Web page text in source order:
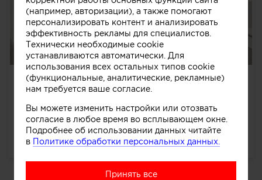
Лестница в проекте К48
двухуровневого пространства. G-образная форма
позволила разместить скрытую систему хранения
под маршем. Закр...далее
1605 0 0 0
(например, авторизации), а также помогают
персонализировать контент и анализировать
эффективность рекламы для специалистов.
Технически необходимые cookie
устанавливаются автоматически. Для
использования всех остальных типов cookie
(функциональные, аналитические, рекламные)
нам требуется ваше согласие.
Вы можете изменить настройки или отозвать
согласие в любое время во всплывающем окне.
Подробнее об использовании данных читайте
в Политике обработки персональных данных.
Принять все